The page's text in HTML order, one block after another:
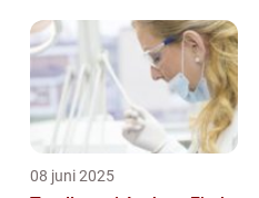
08 juni 2025